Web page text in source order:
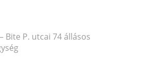
Bite P. utcai 74 állásos